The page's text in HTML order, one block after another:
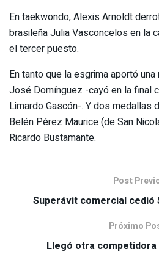
En taekwondo, Alexis Arnoldt
brasileña Julia Vasconcelos en la
el tercer puesto.
En tanto que la esgrima aportó
José Domínguez -cayó en la final
Limardo Gascón-. Y dos medallas
Belén Pérez Maurice (de San
Ricardo Bustamante.
Post
Superávit comercial cedió
Próximo
Llegó otra competidora